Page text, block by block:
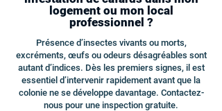
logement ou mon local
professionnel ?
Présence d’insectes vivants ou morts,
excréments, œufs ou odeurs désagréables sont
autant d’indices. Dès les premiers signes, il est
essentiel d’intervenir rapidement avant que la
colonie ne se développe davantage. Contactez-
nous pour une inspection gratuite.